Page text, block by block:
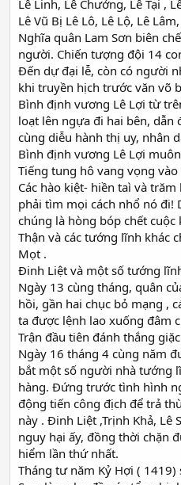
Lê Linh, Lê Chưởng, Lê Tại ,
Lê Vũ Bị Lê Lô, Lê Lộ, Lê
Nghĩa quân Lam Sơn biên
người. Chiến tượng đội 14
Đến dự đại lễ, còn có người
khi truyền hịch trước văn võ
Bình định vương Lê Lợi từ
loạt lên ngựa đi hai bên, dẫn
cùng diễu hành thị uy, nhân
Bình định vương Lê Lợi
Tiếng tung hô vang vọng
Các hào kiệt- hiền taì và
phải tìm mọi cách nhổ nó đi!
chúng là hòng bóp chết
Thận và các tướng lĩnh khác
Mọt .
Đinh Liệt và một số tướng
Ngày 13 cùng tháng, quân
hồi, gần hai chục bỏ mạng ,
ta được lệnh lao xuống đâm
Trận đầu tiên đánh thắng
Ngày 16 tháng 4 cùng năm
bắt một số người nhà tướng
hàng. Đứng trước tình hình
động tiến công địch để trả
này . Đinh Liệt ,Trịnh Khả,
nguy hại ấy, đồng thời chặn
hiểm lần thứ nhất.
Tháng tư năm Kỷ Hợi (